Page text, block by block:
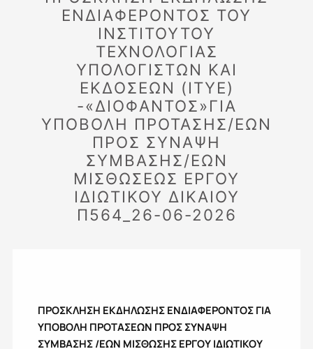
ΕΝΔΙΑΦΕΡΟΝΤΟΣ ΤΟΥ
ΙΝΣΤΙΤΟΥΤΟΥ
ΤΕΧΝΟΛΟΓΙΑΣ
ΥΠΟΛΟΓΙΣΤΩΝ ΚΑΙ
ΕΚΔΟΣΕΩΝ (ITYE)
-«ΔΙΟΦΑΝΤΟΣ»ΓΙΑ
ΥΠΟΒΟΛΗ ΠΡΟΤΑΣΗΣ/ΕΩΝ
ΠΡΟΣ ΣΥΝΑΨΗ
ΣΥΜΒΑΣΗΣ/ΕΩΝ
ΜΙΣΘΩΣΕΩΣ ΕΡΓΟΥ
ΙΔΙΩΤΙΚΟΥ ΔΙΚΑΙΟΥ
Π564_26-06-2026
ΠΡΟΣΚΛΗΣΗ ΕΚΔΗΛΩΣΗΣ ΕΝΔΙΑΦΕΡΟΝΤΟΣ ΓΙΑ
ΥΠΟΒΟΛΗ ΠΡΟΤΑΣΕΩΝ ΠΡΟΣ ΣΥΝΑΨΗ
ΣΥΜΒΑΣΗΣ /ΕΩΝ ΜΙΣΘΩΣΗΣ ΕΡΓΟΥ ΙΔΙΩΤΙΚΟΥ